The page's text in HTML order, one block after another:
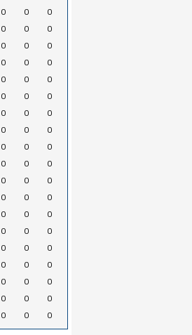
0 0
0
0 0
0
0 0
0
0 0
0
0 0
0
0 0
0
0 0
0
0 0
0
0 0
0
0 0
0
0 0
0
0 0
0
0 0
0
0 0
0
0 0
0
0 0
0
0 0
0
0 0
0
0 0 0